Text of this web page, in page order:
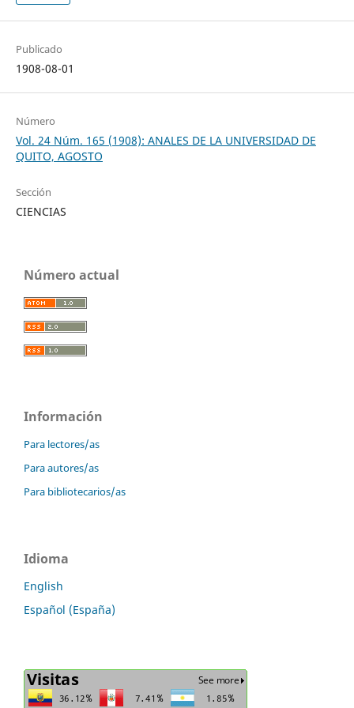
Publicado
1908-08-01
Número
Vol. 24 Núm. 165 (1908): ANALES DE LA UNIVERSIDAD DE
QUITO, AGOSTO
Sección
CIENCIAS
Número actual
Información
Para lectores/as
Para autores/as
Para bibliotecarios/as
Idioma
English
Español (España)